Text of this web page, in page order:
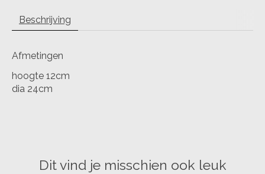
Beschrijving
Afmetingen
hoogte 12cm
dia 24cm
Dit vind je misschien ook leuk